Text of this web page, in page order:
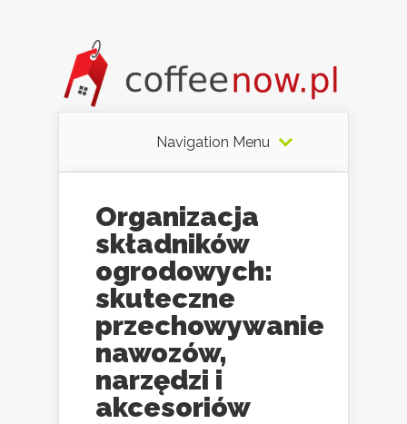
Navigation Menu
Organizacja
składników
ogrodowych:
skuteczne
przechowywanie
nawozów,
narzędzi i
akcesoriów